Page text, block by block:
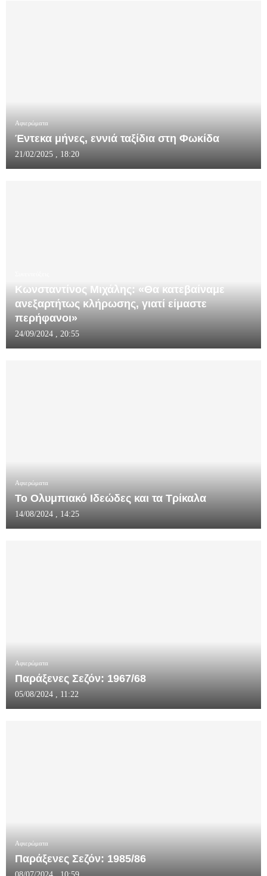
Αφιερώματα
Έντεκα μήνες, εννιά ταξίδια στη Φωκίδα
21/02/2025 , 18:20
Κωνσταντίνος Μιχάλης: «Θα κατεβαίναμε
ανεξαρτήτως κλήρωσης, γιατί είμαστε
περήφανοι»
24/09/2024 , 20:55
Αφιερώματα
Το Ολυμπιακό Ιδεώδες και τα Τρίκαλα
14/08/2024 , 14:25
Αφιερώματα
Παράξενες Σεζόν: 1967/68
05/08/2024 , 11:22
Αφιερώματα
Παράξενες Σεζόν: 1985/86